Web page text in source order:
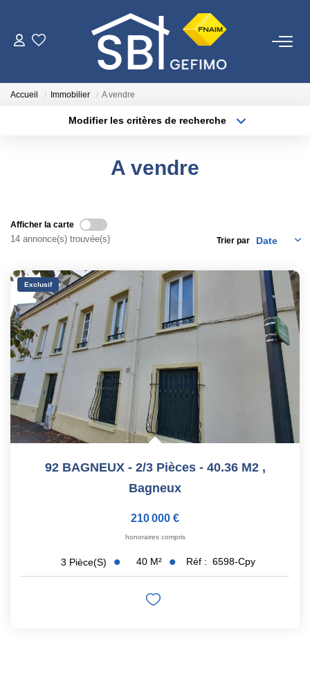
ACHETER
NOTRE AGENCE
Qui Sommes-Nous
Nous Rejoindre
Nos Actualités
CONTACT
Accueil Immobilier A vendre
Modifier les critères de recherche
Surface min
Créer une alerte
A vendre
Afficher la carte
14 annonce(s) trouvée(s) Trier par
Exclusif
92 BAGNEUX - 2/3 Pièces - 40.36 M2 ,
Bagneux
210 000 €
honoraires compris
3 Pièce(s) 40 M² Réf : 6598-Cpy